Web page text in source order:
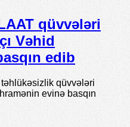
qüvvələri
Vəhid
edib
qüvvələri
evinə basqın